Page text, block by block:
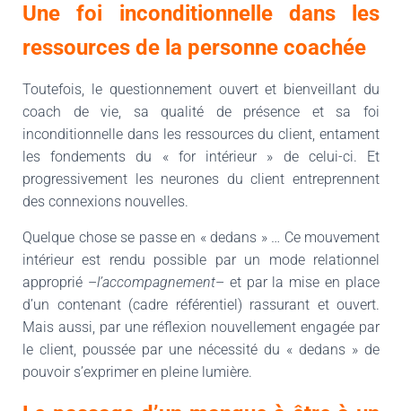
Une foi inconditionnelle dans les
ressources de la personne coachée
Toutefois, le questionnement ouvert et bienveillant du
coach de vie, sa qualité de présence et sa foi
inconditionnelle dans les ressources du client, entament
les fondements du « for intérieur » de celui-ci. Et
progressivement les neurones du client entreprennent
des connexions nouvelles.
Quelque chose se passe en « dedans » … Ce mouvement
intérieur est rendu possible par un mode relationnel
approprié –l’accompagnement– et par la mise en place
d’un contenant (cadre référentiel) rassurant et ouvert.
Mais aussi, par une réflexion nouvellement engagée par
le client, poussée par une nécessité du « dedans » de
pouvoir s’exprimer en pleine lumière.